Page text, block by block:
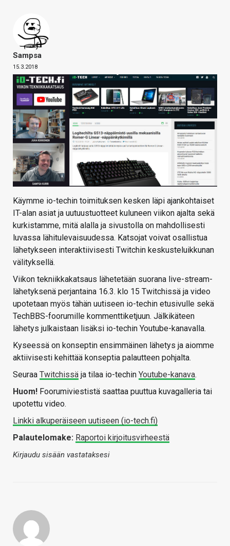
Sampsa
15.3.2018
Käymme io-techin toimituksen kesken läpi ajankohtaiset
IT-alan asiat ja uutuustuotteet kuluneen viikon ajalta sekä
kurkistamme, mitä alalla ja sivustolla on mahdollisesti
luvassa lähitulevaisuudessa. Katsojat voivat osallistua
lähetykseen interaktiivisesti Twitchin keskusteluikkunan
välityksellä.
Viikon tekniikkakatsaus lähetetään suorana live-stream-
lähetyksenä perjantaina 16.3. klo 15 Twitchissä ja video
upotetaan myös tähän uutiseen io-techin etusivulle sekä
TechBBS-foorumille kommenttiketjuun. Jälkikäteen
lähetys julkaistaan lisäksi io-techin Youtube-kanavalla.
Kyseessä on konseptin ensimmäinen lähetys ja aiomme
aktiivisesti kehittää konseptia palautteen pohjalta.
Seuraa Twitchissä ja tilaa io-techin Youtube-kanava.
Huom! Foorumiviestistä saattaa puuttua kuvagalleria tai
upotettu video.
Linkki alkuperäiseen uutiseen (io-tech.fi)
Palautelomake: Raportoi kirjoitusvirheestä
Kirjaudu sisään vastataksesi